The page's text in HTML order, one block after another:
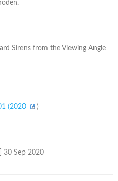
Sirens from the Viewing Angle
(2020 )
30 Sep 2020